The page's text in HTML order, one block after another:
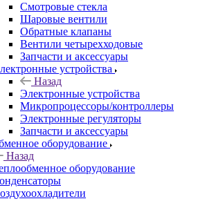
Смотровые стекла
Шаровые вентили
Обратные клапаны
Вентили четырехходовые
Запчасти и аксессуары
устройства
Назад
Электронные устройства
Микропроцессоры/контроллеры
Электронные регуляторы
Запчасти и аксессуары
оборудование
Назад
оборудование